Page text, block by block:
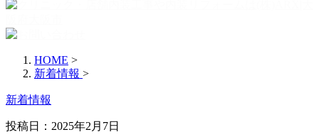
HOME >
新着情報 >
新着情報
投稿日： 2025年2月7日